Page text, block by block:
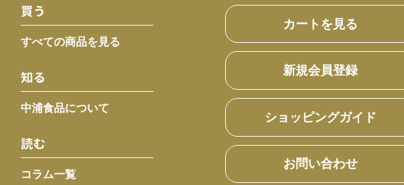
買う
すべての商品を見る
知る
中浦食品について
読む
コラム一覧
カートを見る
新規会員登録
ショッピングガイド
お問い合わせ